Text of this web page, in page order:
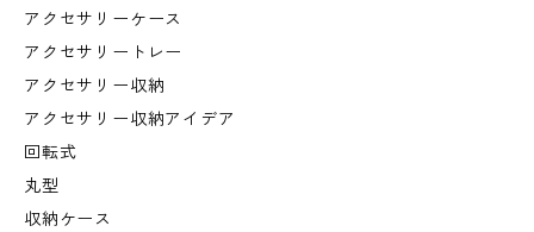
アクセサリーケース
アクセサリートレー
アクセサリー収納
アクセサリー収納アイデア
回転式
丸型
収納ケース